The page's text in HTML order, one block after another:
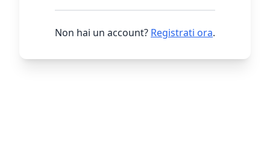
Non hai un account? Registrati ora.